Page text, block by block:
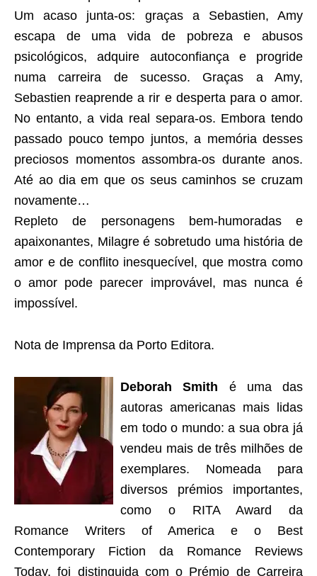
Um acaso junta-os: graças a Sebastien, Amy
escapa de uma vida de pobreza e abusos
psicológicos, adquire autoconfiança e progride
numa carreira de sucesso. Graças a Amy,
Sebastien reaprende a rir e desperta para o amor.
No entanto, a vida real separa-os. Embora tendo
passado pouco tempo juntos, a memória desses
preciosos momentos assombra-os durante anos.
Até ao dia em que os seus caminhos se cruzam
novamente…
Repleto de personagens bem-humoradas e
apaixonantes, Milagre é sobretudo uma história de
amor e de conflito inesquecível, que mostra como
o amor pode parecer improvável, mas nunca é
impossível.
Nota de Imprensa da Porto Editora.
Deborah Smith é uma das
autoras americanas mais lidas
em todo o mundo: a sua obra já
vendeu mais de três milhões de
exemplares. Nomeada para
diversos prémios importantes,
como o RITA Award da
Romance Writers of America e o Best
Contemporary Fiction da Romance Reviews
Today, foi distinguida com o Prémio de Carreira